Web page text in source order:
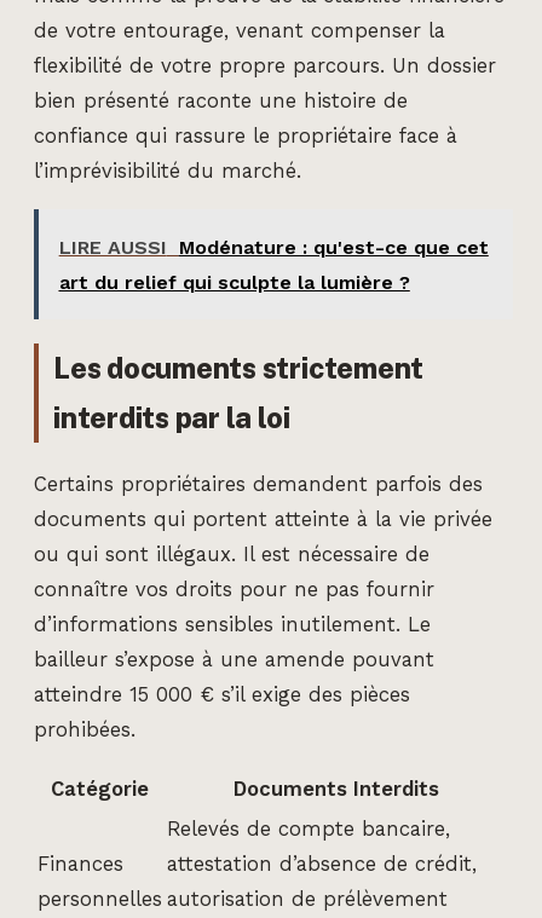
de votre entourage, venant compenser la
flexibilité de votre propre parcours. Un dossier
bien présenté raconte une histoire de
confiance qui rassure le propriétaire face à
l’imprévisibilité du marché.
LIRE AUSSI
Modénature : qu'est-ce que cet
art du relief qui sculpte la lumière ?
Les documents strictement
interdits par la loi
Certains propriétaires demandent parfois des
documents qui portent atteinte à la vie privée
ou qui sont illégaux. Il est nécessaire de
connaître vos droits pour ne pas fournir
d’informations sensibles inutilement. Le
bailleur s’expose à une amende pouvant
atteindre 15 000 € s’il exige des pièces
prohibées.
Catégorie Documents Interdits
Finances
personnelles
Relevés de compte bancaire,
attestation d’absence de crédit,
autorisation de prélèvement